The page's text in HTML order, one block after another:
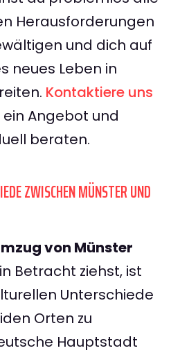
Herausforderungen
und dich auf
neues Leben in
Kontaktiere uns
Angebot und
beraten.
ZWISCHEN MÜNSTER UND
von Münster
in Betracht ziehst, ist
Unterschiede
Orten zu
Hauptstadt